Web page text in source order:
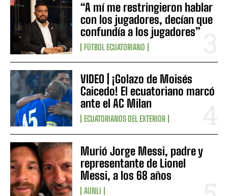
“A mí me restringieron hablar
con los jugadores, decían que
confundía a los jugadores”
FÚTBOL ECUATORIANO
VIDEO | ¡Golazo de Moisés
Caicedo! El ecuatoriano marcó
ante el AC Milan
ECUATORIANOS DEL EXTERIOR
Murió Jorge Messi, padre y
representante de Lionel
Messi, a los 68 años
AUNLI